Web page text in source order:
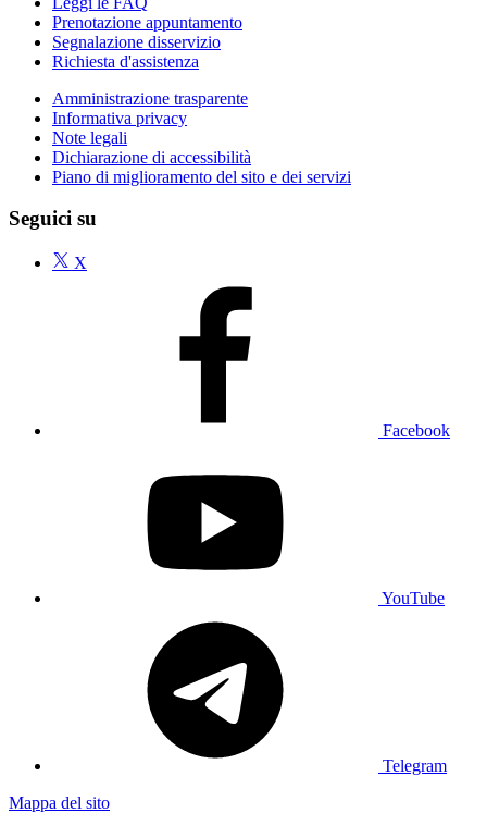
Prenotazione appuntamento
Segnalazione disservizio
Richiesta d'assistenza
Amministrazione trasparente
Informativa privacy
Note legali
Dichiarazione di accessibilità
Piano di miglioramento del sito e dei servizi
Seguici su
X
Facebook
YouTube
Telegram
Mappa del sito